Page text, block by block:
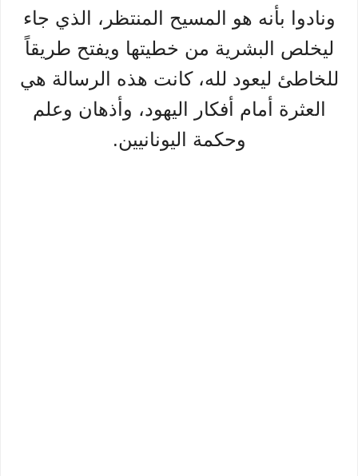
ونادوا بأنه هو المسيح المنتظر، الذي جاء
ليخلص البشرية من خطيتها ويفتح طريقاً
للخاطئ ليعود لله، كانت هذه الرسالة هي
العثرة أمام أفكار اليهود، وأذهان وعلم
وحكمة اليونانيين.